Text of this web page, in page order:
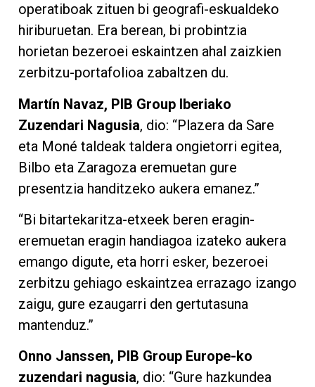
operatiboak zituen bi geografi-eskualdeko
hiriburuetan. Era berean, bi probintzia
horietan bezeroei eskaintzen ahal zaizkien
zerbitzu-portafolioa zabaltzen du.
Martín Navaz, PIB Group Iberiako
Zuzendari Nagusia, dio: “Plazera da Sare
eta Moné taldeak taldera ongietorri egitea,
Bilbo eta Zaragoza eremuetan gure
presentzia handitzeko aukera emanez.”
“Bi bitartekaritza-etxeek beren eragin-
eremuetan eragin handiagoa izateko aukera
emango digute, eta horri esker, bezeroei
zerbitzu gehiago eskaintzea errazago izango
zaigu, gure ezaugarri den gertutasuna
mantenduz.”
Onno Janssen, PIB Group Europe-ko
zuzendari nagusia, dio: “Gure hazkundea